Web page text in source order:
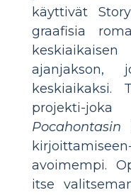
käyttivät
graafisia
ajanjakson,
keskiaikaksi.
projekti-
Pocahontasin
avoimempi.
itse